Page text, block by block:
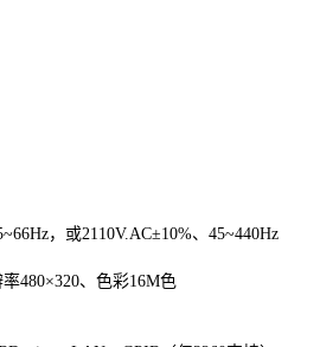
，或2110V.AC±10%、45~440Hz
480×320、色彩16M色